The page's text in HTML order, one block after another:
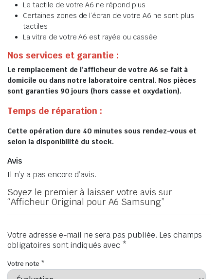
Le tactile de votre A6 ne répond plus
Certaines zones de l’écran de votre A6 ne sont plus
tactiles
La vitre de votre A6 est rayée ou cassée
Nos services et garantie :
Le remplacement de l’afficheur de votre A6 se fait à
domicile ou dans notre laboratoire central. Nos pièces
sont garanties 90 jours (hors casse et oxydation).
Temps de réparation :
Cette opération dure 40 minutes sous rendez-vous et
selon la disponibilité du stock.
Avis
Il n’y a pas encore d’avis.
Soyez le premier à laisser votre avis sur
“Afficheur Original pour A6 Samsung”
Votre adresse e-mail ne sera pas publiée. Les champs
obligatoires sont indiqués avec *
Votre note *